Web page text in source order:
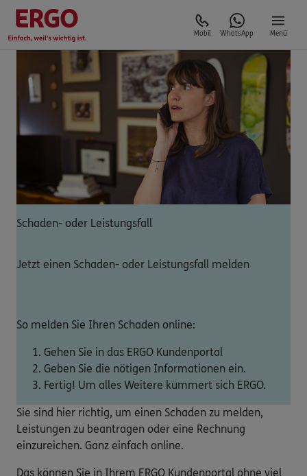
Mobil WhatsApp Menü
Schaden- oder Leistungsfall
Jetzt einen Schaden- oder Leistungsfall melden
So melden Sie Ihren Schaden online:
Gehen Sie in das ERGO Kundenportal
Geben Sie die nötigen Informationen ein.
Fertig! Um alles Weitere kümmert sich ERGO.
Sie sind hier richtig, um einen Schaden zu melden,
Leistungen zu beantragen oder eine Rechnung
einzureichen. Ganz einfach online.
Das können Sie in Ihrem ERGO Kundenportal ohne viel